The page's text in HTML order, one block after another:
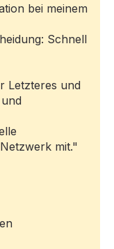
bei meinem
Schnell
Letzteres und
mit."